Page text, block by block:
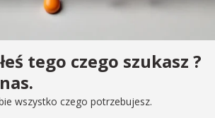
tego czego szukasz ?
wszystko czego potrzebujesz.